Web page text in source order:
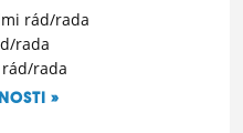
rád/rada
rada
rada
»